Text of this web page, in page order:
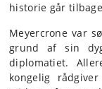
historie går
Meyercrone var
grund af sin
diplomatiet.
kongelig